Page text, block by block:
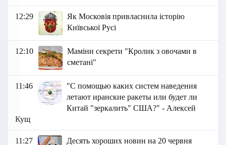
12:29
Як Московія привласнила історію
Київської Русі
12:10
Маміни секрети "Кролик з овочами в
сметані"
11:46
"С помощью каких систем наведения
летают иранские ракеты или будет ли
Китай "зеркалить" США?" - Алексей
Кущ
11:27 Десять хороших новин на 20 червня